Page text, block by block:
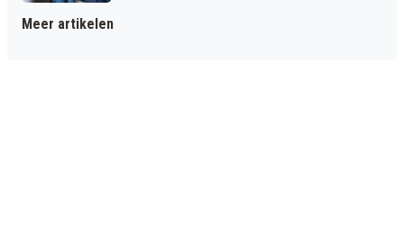
Meer artikelen